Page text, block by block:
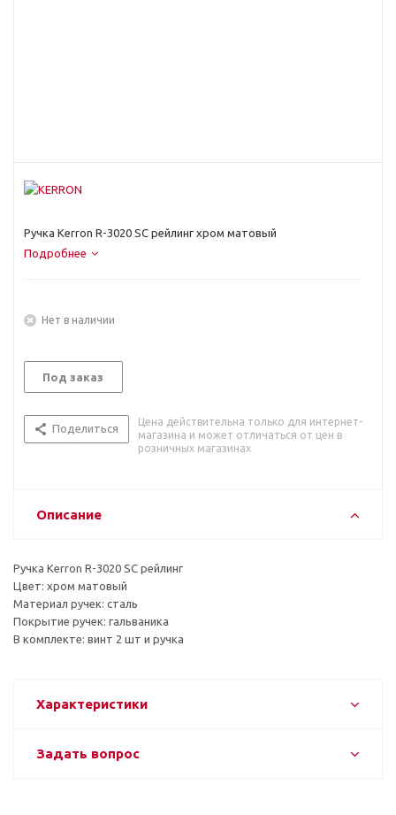
Ручка Kerron R-3020 SC рейлинг хром матовый
Подробнее
Нет в наличии
Под заказ
Поделиться
Цена действительна только для интернет-
магазина и может отличаться от цен в
розничных магазинах
Описание
Ручка Kerron R-3020 SC рейлинг
Цвет: хром матовый
Материал ручек: сталь
Покрытие ручек: гальваника
В комплекте: винт 2 шт и ручка
Характеристики
Задать вопрос